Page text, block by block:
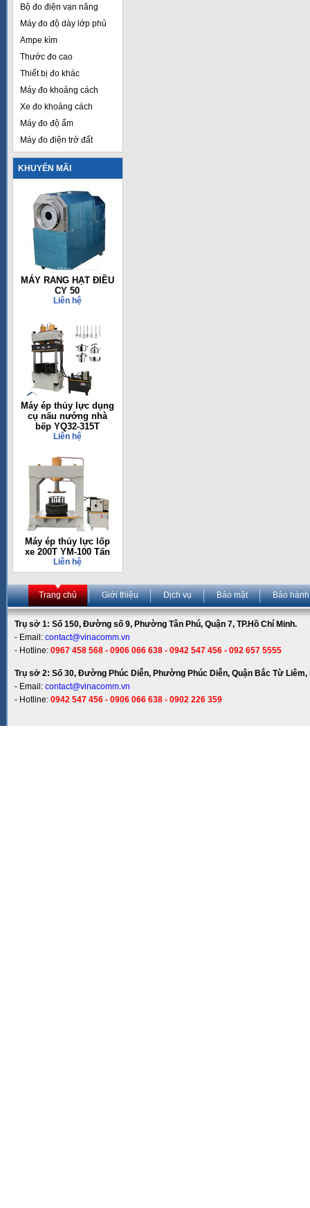
Bộ đo điện vạn năng
Máy đo độ dày lớp phủ
Ampe kìm
Thước đo cao
Thiết bị đo khác
Máy đo khoảng cách
Xe đo khoảng cách
Máy đo độ ẩm
Máy đo điện trở đất
KHUYẾN MÃI
MÁY RANG HẠT ĐIỀU
CY 50
Liên hệ
Máy ép thủy lực dụng
cụ nấu nướng nhà
bếp YQ32-315T
Liên hệ
Máy ép thủy lực lốp
xe 200T YM-100 Tấn
Liên hệ
Trang chủ Giới thiệu Dịch vụ Bảo mật Bảo hành
Trụ sở 1: Số 150, Đường số 9, Phường Tân Phú, Quận 7, TP.Hồ Chí Minh.
- Email: contact@vinacomm.vn
- Hotline: 0967 458 568 - 0906 066 638 - 0942 547 456 - 092 657 5555
Trụ sở 2: Số 30, Đường Phúc Diễn, Phường Phúc Diễn, Quận Bắc Từ Liêm,
- Email: contact@vinacomm.vn
- Hotline: 0942 547 456 - 0906 066 638 - 0902 226 359